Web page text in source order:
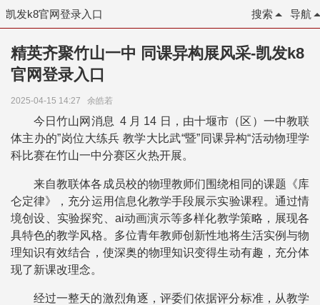
凯发k8官网登录入口 导航
搜索
精英齐聚竹山一中 同课异构展风采-凯发k8
官网登录入口
2025-04-15 14:27 余皓若
今日竹山网消息 4 月 14 日，由十堰市（区）一中教联
体主办的”岗位大练兵 教学大比武“暨”同课异构“活动物理学
科比赛在竹山一中分赛区火热开展。
来自教联体各成员校的物理教师们围绕相同的课题《库
仑定律》，充分运用信息化教学手段展示实验课程。通过情
境创设、实验探究、ai动画演示等多样化教学策略，展现各
具特色的教学风格。多位青年教师创新性地将生活实例与物
理知识有效结合，使深奥的物理知识变得生动有趣，充分体
现了新课改理念。
经过一整天的激烈角逐，评委们依据评分标准，从教学